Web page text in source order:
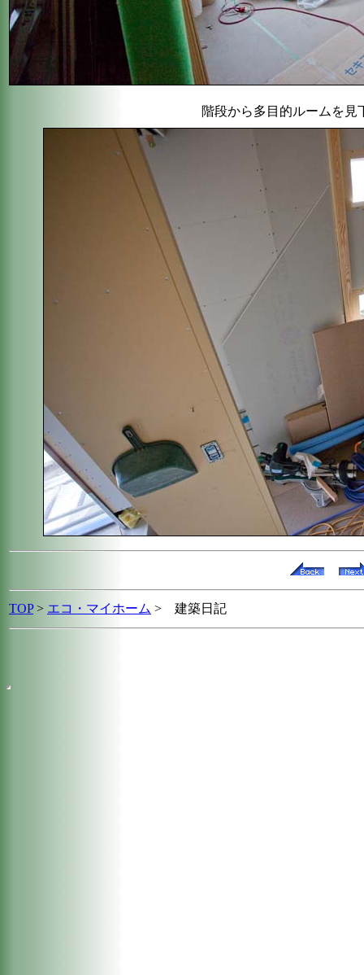
階段から多目的ルームを見
TOP> エコ・マイホーム > 建築日記